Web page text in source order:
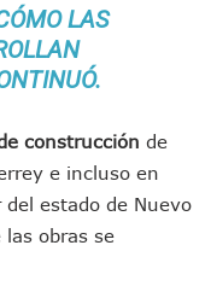
En Acuerdos Para
Armado Desatan Operativo
Y Anuncian Plan De
De Salud Animal Y
A Morir En Prisión En
Luévanos Competirá En El
A Familias De
Queja De Vialidades A
Función De “La Odisea” En
Vallarta Asegura Lugar En El
LAS
construcción de
e incluso en
estado de Nuevo
las obras se